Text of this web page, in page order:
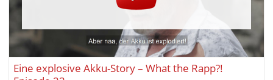
Eine explosive Akku-Story – What the Rapp?!